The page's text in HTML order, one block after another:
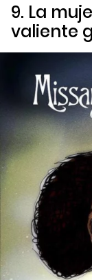
9. La
valiente